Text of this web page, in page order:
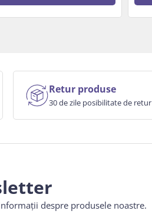
Retur produse
30 de zile posibilitate de retur
despre produsele noastre.